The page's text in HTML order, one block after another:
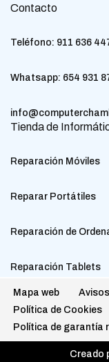
Contacto
Teléfono: 911 636
Whatsapp: 654 931
Tienda de
Reparación Móviles
Reparar Portátiles
Reparación de
Reparación Tablets
Mapa web
Política de Cookies
Política de garantía
Creado